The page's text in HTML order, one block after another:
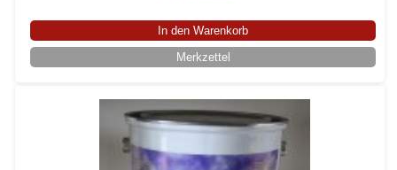
In den Warenkorb
Merkzettel